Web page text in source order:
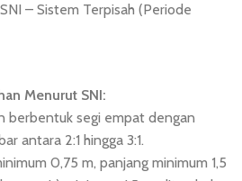
– Sistem Terpisah (Periode
Menurut SNI:
berbentuk segi empat dengan
antara 2:1 hingga 3:1.
0,75 m, panjang minimum 1,5